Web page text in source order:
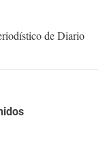
de Diario